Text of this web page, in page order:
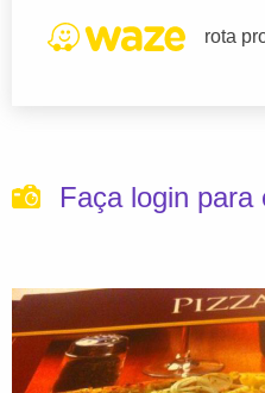
rota
Faça login para